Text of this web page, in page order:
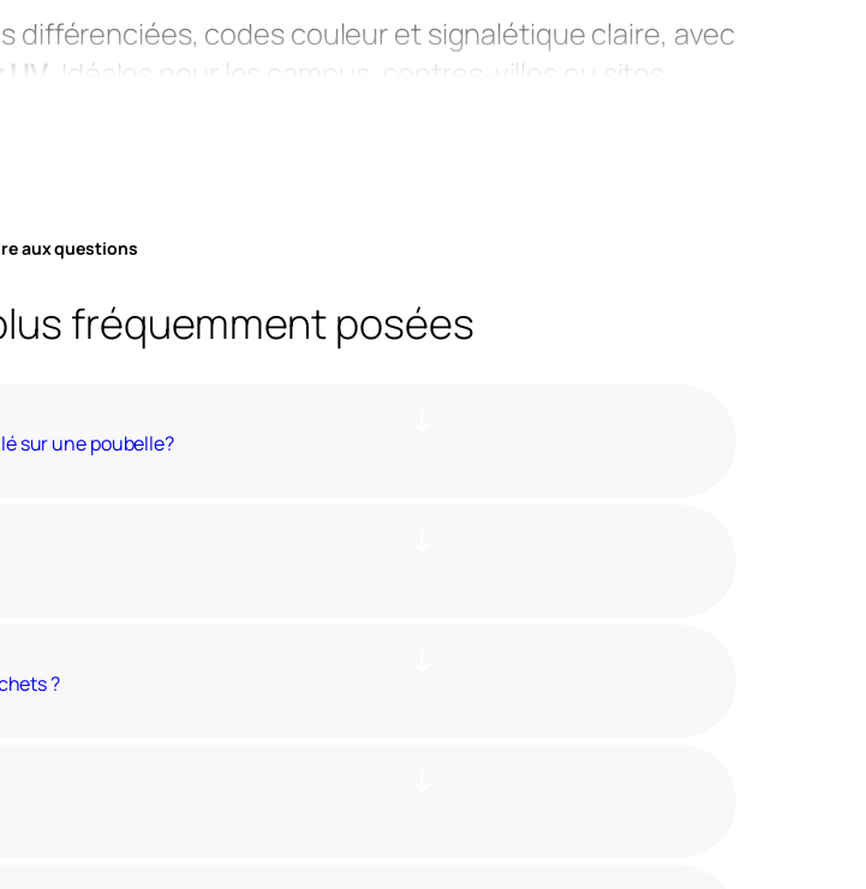
différenciées, codes couleur et signalétique claire, avec
. Idéales pour les campus, centres-villes ou sites
responsables au quotidien.
intégration de cendrier, intégration de lame en
verrouillage antivol.
aux questions
fréquemment posées
sur une poubelle?
?